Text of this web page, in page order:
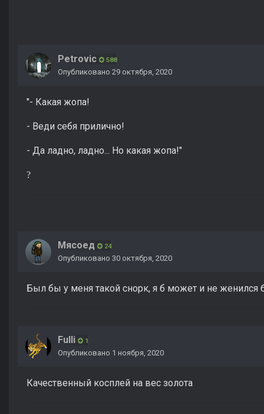
Petrovic 588
Опубликовано 29 октября, 2020
"- Какая жопа!
- Веди себя прилично!
- Да ладно, ладно... Но какая жопа!"
?
Мясоед 24
Опубликовано 30 октября, 2020
Был бы у меня такой снорк, я б может и не женился
Fulli 1
Опубликовано 1 ноября, 2020
Качественный косплей на вес золота